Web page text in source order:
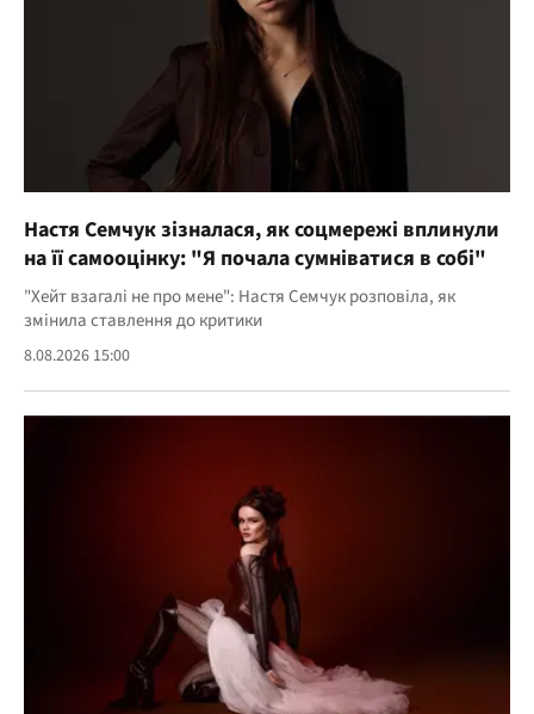
Настя Семчук зізналася, як соцмережі вплинули
на її самооцінку: "Я почала сумніватися в собі"
"Хейт взагалі не про мене": Настя Семчук розповіла, як
змінила ставлення до критики
8.08.2026 15:00